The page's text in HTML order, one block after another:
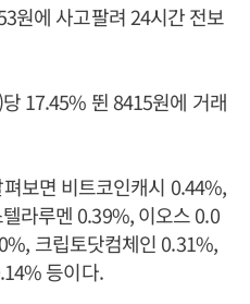
원에 사고팔려 24시간 전보
17.45% 뛴 8415원에 거래
보면 비트코인캐시 0.44%,
라루멘 0.39%, 이오스 0.0
크립토닷컴체인 0.31%,
등이다.